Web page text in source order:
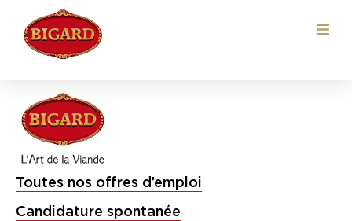
Localisation :
Toutes nos offres d’emploi
Candidature spontanée